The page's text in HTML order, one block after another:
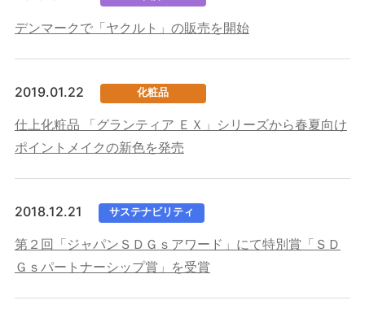
デンマークで「ヤクルト」の販売を開始
2019.01.22 化粧品
仕上化粧品 「グランティア ＥＸ」シリーズから春夏向け
ポイントメイクの新色を発売
2018.12.21 サステナビリティ
第２回「ジャパンＳＤＧｓアワード」にて特別賞「ＳＤ
Ｇｓパートナーシップ賞」を受賞